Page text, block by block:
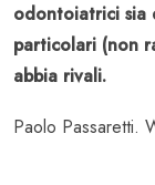
odontoiatrici sia
particolari (non
abbia rivali.
Paolo Passaretti.